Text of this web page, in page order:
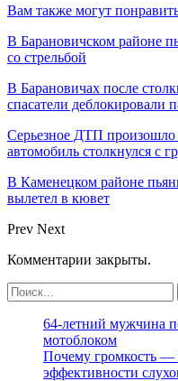
Вам также могут
В Барановичском районе
со стрельбой
В Барановичах после
спасатели деблокировали
Серьезное ДТП произошло
автомобиль столкнулся с
В Каменецком районе
вылетел в кювет
Prev Next
Комментарии закрыты.
64-летний мужчина
мотоблоком
Почему громкость —
эффективности